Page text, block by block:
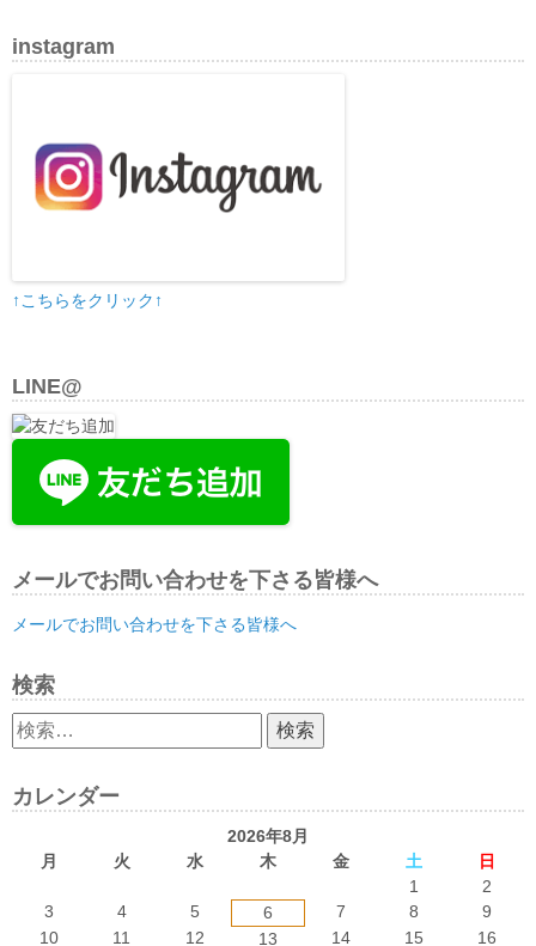
instagram
↑こちらをクリック↑
LINE@
メールでお問い合わせを下さる皆様へ
メールでお問い合わせを下さる皆様へ
検索
検
索:
カレンダー
2026年8月
月
火 水 木 金 土
日
1
2
3
4 5 6 7 8
9
10
11 12 13 14 15
16